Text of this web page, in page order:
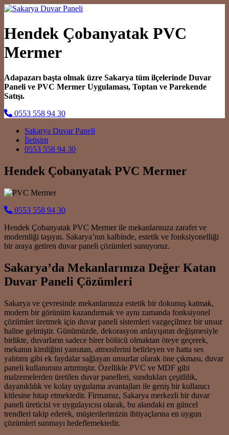
Hendek Çobanyatak PVC
Mermer
Adapazarı başta olmak üzre Sakarya tüm ilçelerinde Duvar
Paneli ve PVC Mermer Uygulaması, Toptan ve Parekende
Satışı.
0553 558 94 30
Main Navigation
Sakarya Duvar Paneli
İletişim
0553 558 94 30
Hendek Çobanyatak PVC Mermer
0553 558 94 30
Hendek Çobanyatak PVC Mermer ile mekanlarınıza zarafet ve
modernliği taşıyın. Sakarya’nın kalbinde, estetik ve fonksiyonelliği
bir araya getiren duvar paneli çözümleri sunuyoruz.
Sakarya’da Mekanlarınıza Değer Katan
Duvar Paneli Çözümleri
Sakarya ve çevresinde mekanlarınıza estetik bir dokunuş katmak,
modern bir görünüm kazandırmak ve aynı zamanda fonksiyonel
çözümler üretmek için duvar paneli sistemleri vazgeçilmez bir unsur
haline gelmiştir. Günümüzde, dekorasyon anlayışının değişmesiyle
birlikte, duvarların sadece birer bölücü olmaktan öteye geçerek,
mekanın kimliğini yansıtan, atmosferini belirleyen ve hatta ses
yalıtımı gibi ek faydalar sağlayan unsurlar olarak öne çıkması, duvar
paneli kullanımını artırmıştır. Özellikle PVC ve MDF gibi
malzemelerden üretilen duvar panelleri, sundukları çeşitlilik,
dayanıklılık ve kolay uygulama avantajları ile geniş bir kullanıcı
kitlesine hitap etmektedir. Firmamız, Sakarya merkezli bir duvar
paneli üreticisi ve uygulayıcısı olarak, bu alandaki en güncel
trendleri takip ederek, müşterilerimizin ihtiyaçlarına en uygun
çözümleri sunmayı hedeflemektedir.